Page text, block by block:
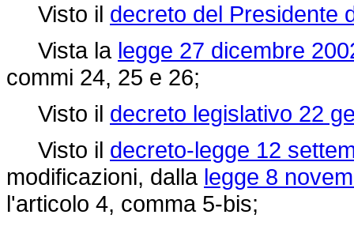
Visto il decreto del Presidente
Vista la legge 27 dicembre
commi 24, 25 e 26;
Visto il decreto legislativo 22
Visto il decreto-legge 12
modificazioni, dalla legge 8
l'articolo 4, comma 5-bis;